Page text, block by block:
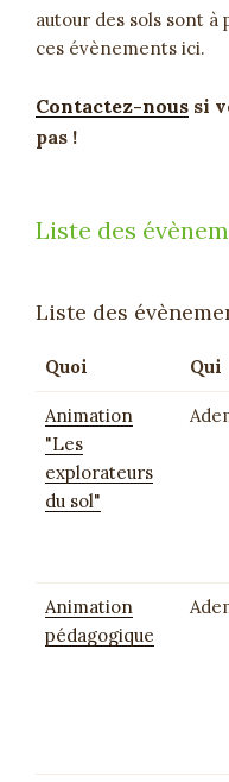
autour des sols sont
ces évènements ici.
Contactez-nous si
pas !
Liste des
Liste des
Quoi Qui
Animation
"Les
explorateurs
du sol"
Animation
pédagogique